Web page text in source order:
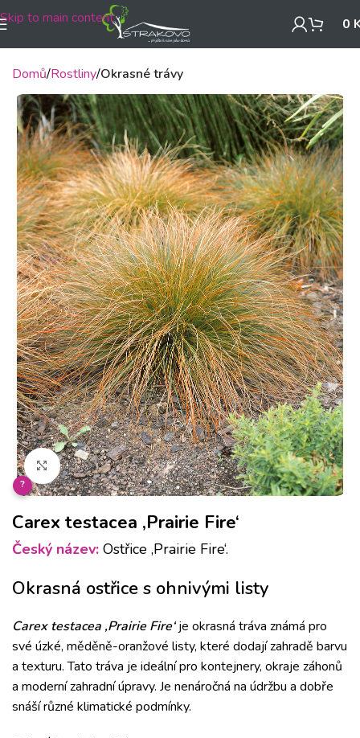
Skip to main content 0
Domů Rostliny Okrasné trávy
Klikněte pro zvětšení
?
Carex testacea ‚Prairie Fire‘
Český název: Ostřice ‚Prairie Fire‘.
Okrasná ostřice s ohnivými listy
Carex testacea ‚Prairie Fire‘ je okrasná tráva známá pro
své úzké, měděně-oranžové listy, které dodají zahradě barvu
a texturu. Tato tráva je ideální pro kontejnery, okraje záhonů
a moderní zahradní úpravy. Je nenáročná na údržbu a dobře
snáší různé klimatické podmínky.